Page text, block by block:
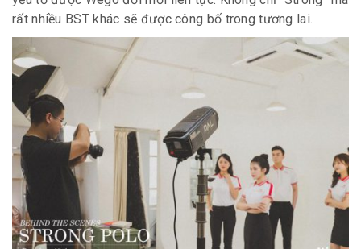
rất nhiều BST khác sẽ được công bố trong tương lai.